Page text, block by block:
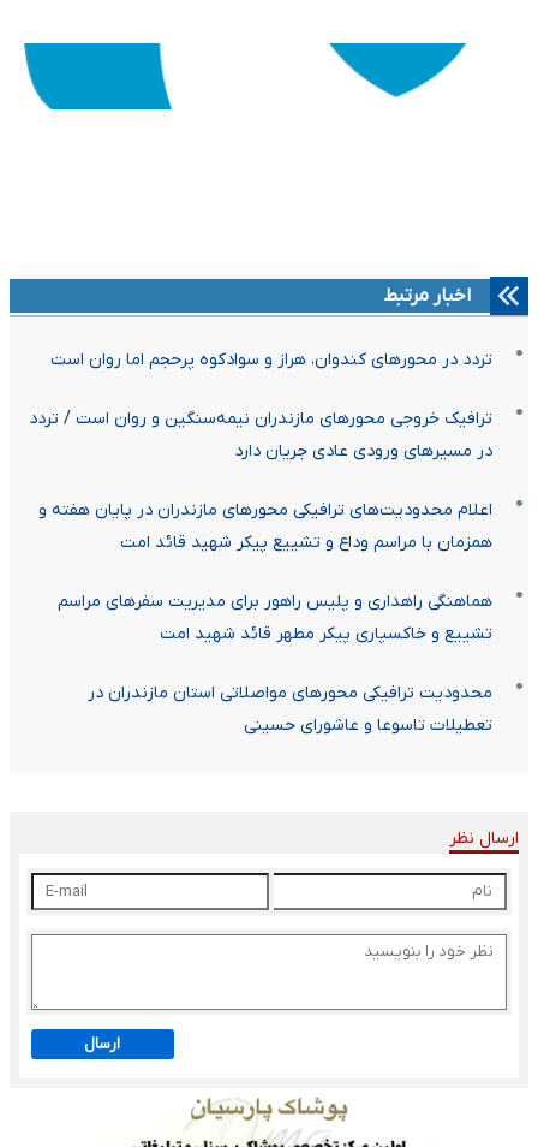
اخبار مرتبط
تردد در محورهای کندوان، هراز و سوادکوه پرحجم اما روان است
ترافیک خروجی محورهای مازندران نیمه‌سنگین و روان است / تردد
در مسیرهای ورودی عادی جریان دارد
اعلام محدودیت‌های ترافیکی محورهای مازندران در پایان هفته و
همزمان با مراسم وداع و تشییع پیکر شهید قائد امت
هماهنگی راهداری و پلیس راهور برای مدیریت سفرهای مراسم
تشییع و خاکسپاری پیکر مطهر قائد شهید امت
محدودیت ترافیکی محورهای مواصلاتی استان مازندران در
تعطیلات تاسوعا و عاشورای حسینی
ارسال نظر
ارسال